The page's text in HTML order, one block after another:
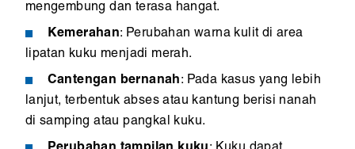
mengembung dan terasa hangat.
Kemerahan: Perubahan warna kulit di area
lipatan kuku menjadi merah.
Cantengan bernanah: Pada kasus yang lebih
lanjut, terbentuk abses atau kantung berisi nanah
di samping atau pangkal kuku.